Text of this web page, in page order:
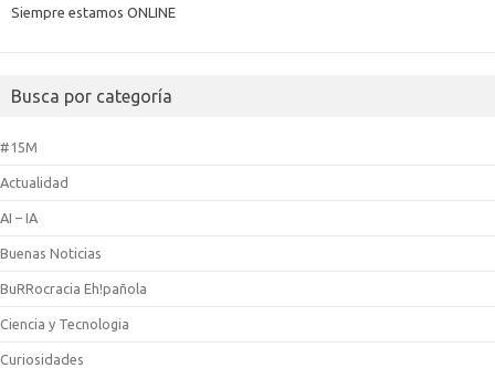
Siempre estamos ONLINE
Busca por categoría
#15M
Actualidad
AI – IA
Buenas Noticias
BuRRocracia Eh!pañola
Ciencia y Tecnologia
Curiosidades